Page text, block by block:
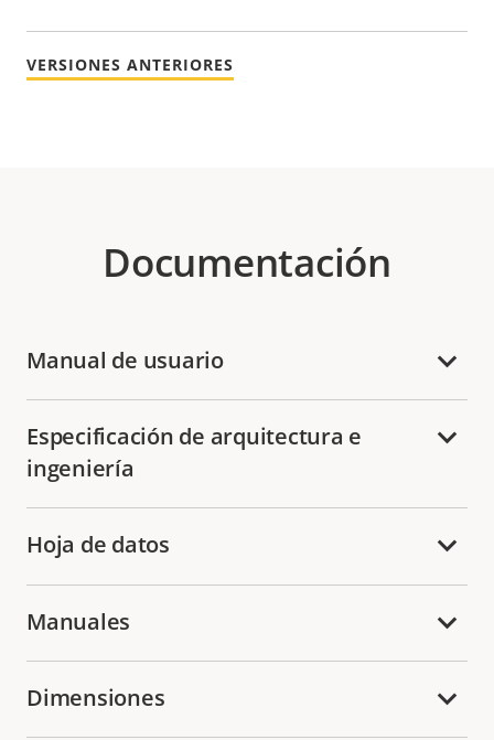
VERSIONES ANTERIORES
Documentación
Manual de usuario
Especificación de arquitectura e
ingeniería
Hoja de datos
Manuales
Dimensiones